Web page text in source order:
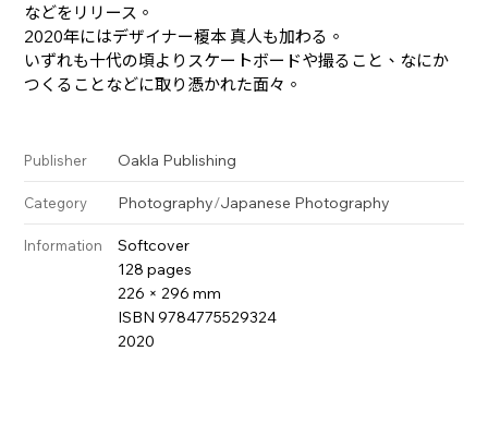
などをリリース。
2020年にはデザイナー榎本 真人も加わる。
いずれも十代の頃よりスケートボードや撮ること、なにか
つくることなどに取り憑かれた面々。
Publisher Oakla Publishing
Category Photography/Japanese Photography
Information
Softcover
128 pages
226 × 296 mm
ISBN 9784775529324
2020